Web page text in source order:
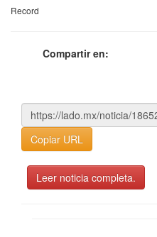
Record
Compartir en:
Copiar URL
Leer noticia completa.